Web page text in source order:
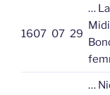
1607 07 29
…
…